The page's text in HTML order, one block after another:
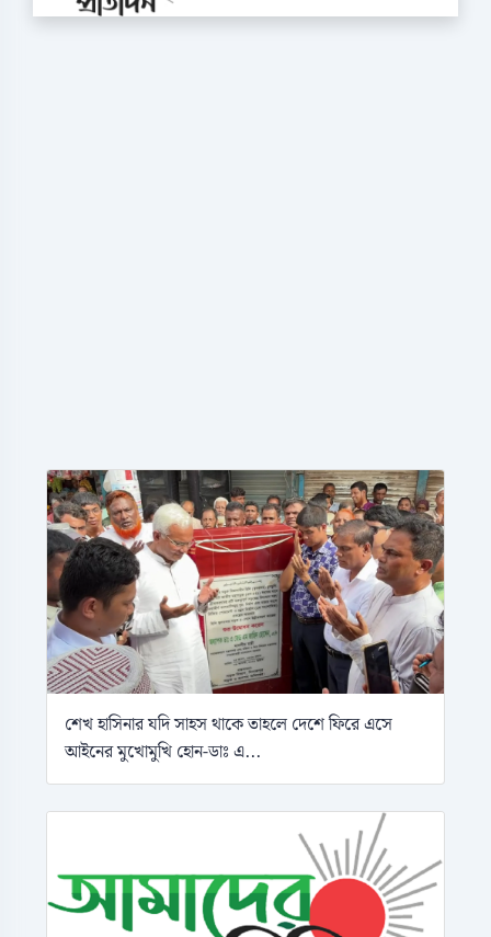
শেখ হাসিনার যদি সাহস থাকে তাহলে দেশে ফিরে এসে
আইনের মুখোমুখি হোন-ডাঃ এ...